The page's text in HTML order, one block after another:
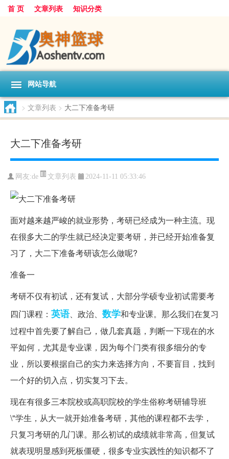
首 页 文章列表 知识分类
网站导航
> 文章列表 > 大二下准备考研
大二下准备考研
网友:de 文章列表 2024-11-11 05:33:46
面对越来越严峻的就业形势，考研已经成为一种主流。现
在很多大二的学生就已经决定要考研，并已经开始准备复
习了，大二下准备考研该怎么做呢?
准备一
考研不仅有初试，还有复试，大部分学硕专业初试需要考
四门课程： 英语、政治、 数学和专业课。那么我们在复习
过程中首先要了解自己，做几套真题，判断一下现在的水
平如何，尤其是专业课，因为每个门类有很多细分的专
业，所以要根据自己的实力来选择方向，不要盲目，找到
一个好的切入点，切实复习下去。
现在有很多三本院校或高职院校的学生俗称考研辅导班
\"学生，从大一就开始准备考研，其他的课程都不去学，
只复习考研的几门课。那么初试的成绩就非常高，但复试
就表现明显感到死板僵硬，很多专业实践性的知识都不了